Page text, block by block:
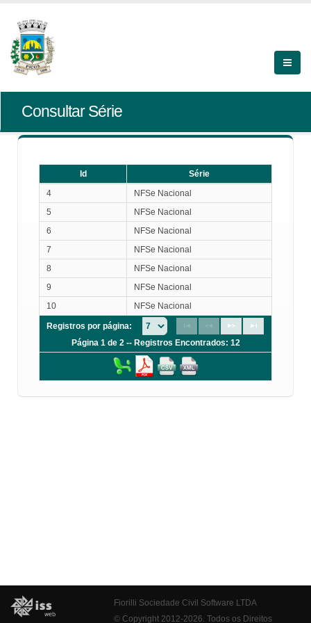
Consultar Série
Id
Série
Série
4
NFSe Nacional
5
NFSe Nacional
6
NFSe Nacional
7
NFSe Nacional
8
NFSe Nacional
9
NFSe Nacional
10
NFSe Nacional
Registros por página:
Página 1 de 2 -- Registros Encontrados: 12
Fiorilli Sociedade Civil Software LTDA
© Copyright 2012-2026. Todos os Direitos